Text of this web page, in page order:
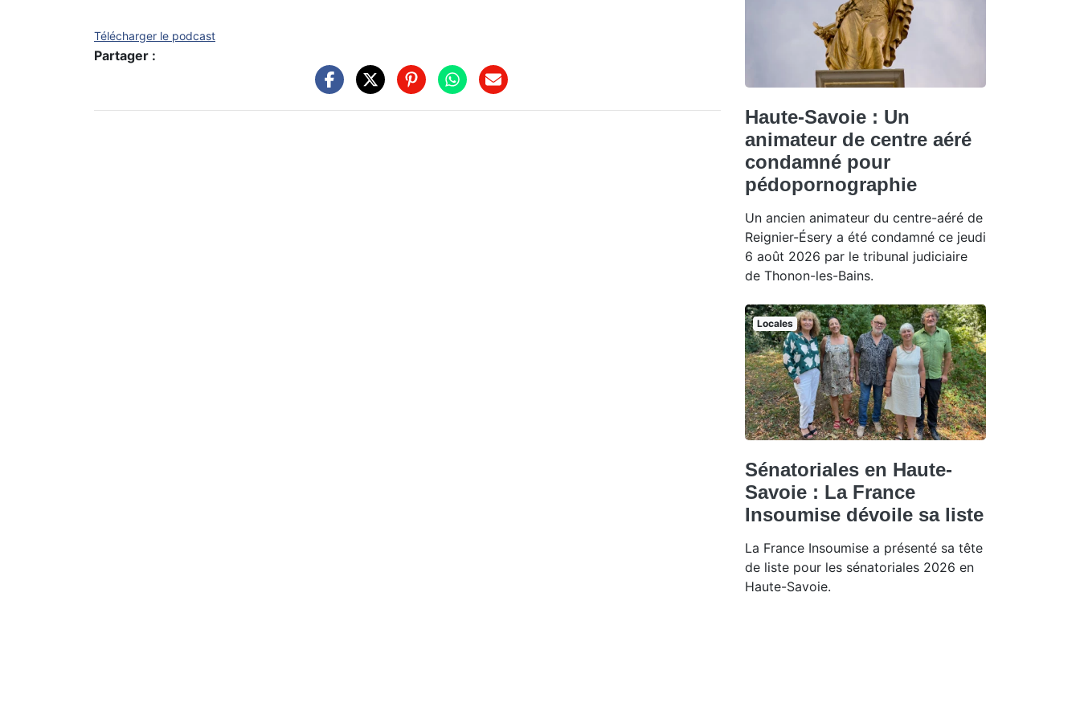
Télécharger le podcast
Partager :
Haute-Savoie : Un
animateur de centre aéré
condamné pour
pédopornographie
Un ancien animateur du centre-aéré de
Reignier-Ésery a été condamné ce jeudi
6 août 2026 par le tribunal judiciaire
de Thonon-les-Bains.
Locales
Sénatoriales en Haute-
Savoie : La France
Insoumise dévoile sa liste
La France Insoumise a présenté sa tête
de liste pour les sénatoriales 2026 en
Haute-Savoie.